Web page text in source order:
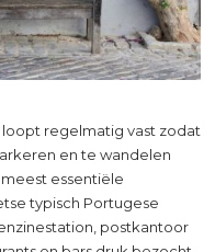
loopt regelmatig vast zodat
en te wandelen
essentiële
typisch Portugese
postkantoor